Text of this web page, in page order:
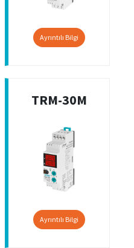
Ayrıntılı Bilgi
TRM-30M
Ayrıntılı Bilgi